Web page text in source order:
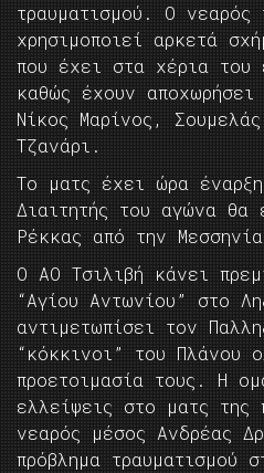
τραυματισμού. Ο νεαρός
χρησιμοποιεί αρκετά
που έχει στα χέρια του
καθώς έχουν
Νίκος Μαρίνος,
Τζανάρι.
Το ματς έχει ώρα
Διαιτητής του αγώνα θα
Ρέκκας από την
Ο ΑΟ Τσιλιβή κάνει
“Αγίου Αντωνίου” στο
αντιμετωπίσει τον
“κόκκινοι” του Πλάνου
προετοιμασία τους. Η
ελλείψεις στο ματς της
νεαρός μέσος Ανδρέας
πρόβλημα τραυματισμού